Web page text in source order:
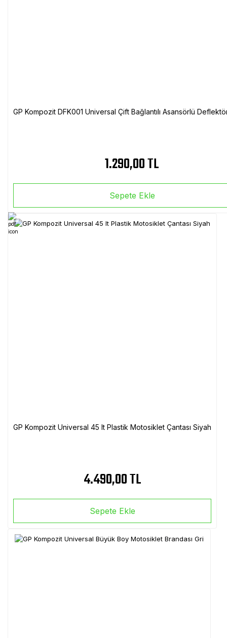
GP Kompozit DFK001 Universal Çift Bağlantılı Asansörlü
1.290,00 TL
Sepete Ekle
GP Kompozit Universal 45 lt Plastik Motosiklet Çantası Siyah
4.490,00 TL
Sepete Ekle